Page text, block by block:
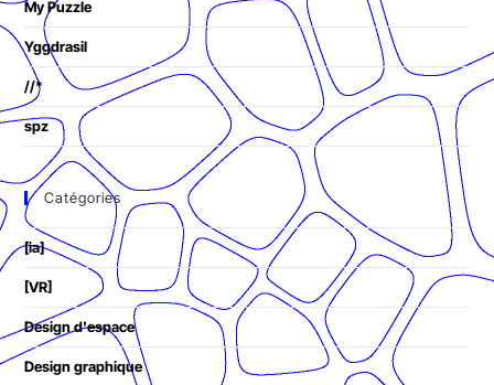
My Puzzle
Yggdrasil
//*
spz
Catégories
[ia]
[VR]
Design d'espace
Design graphique